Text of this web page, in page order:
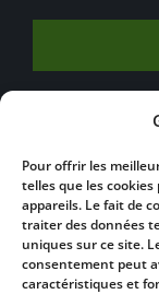
Pour offrir les
telles que les
appareils. Le fait de
traiter des données
uniques sur ce site.
consentement peut
caractéristiques et